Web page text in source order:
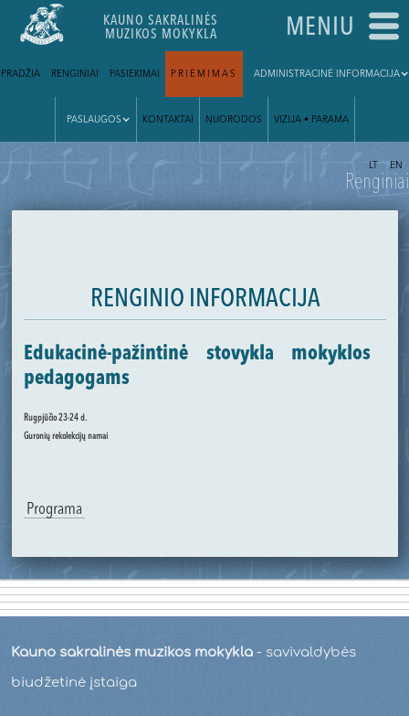
KAUNO SAKRALINĖS
MUZIKOS MOKYKLA
MENIU
PRADŽIA RENGINIAI PASIEKIMAI PRIĖMIMAS ADMINISTRACINĖ INFORMACIJA
PASLAUGOS KONTAKTAI NUORODOS VIZIJA • PARAMA
| LT EN
Renginiai
RENGINIO INFORMACIJA
Edukacinė-pažintinė stovykla mokyklos
pedagogams
Rugpjūčio 23-24 d.
Guronių rekolekcijų namai
Programa
Kauno sakralinės muzikos mokykla - savivaldybės
biudžetinė įstaiga